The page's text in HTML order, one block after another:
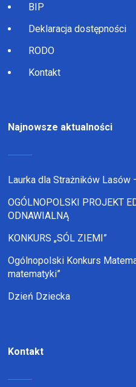
BIP
Deklaracja dostępności
RODO
Kontakt
Najnowsze aktualności
Laurka dla Strażników Lasów
OGÓLNOPOLSKI PROJEKT
ODNAWIALNĄ
KONKURS „SÓL ZIEMI”
Ogólnopolski Konkurs
matematyki”
Dzień Dziecka
Kontakt